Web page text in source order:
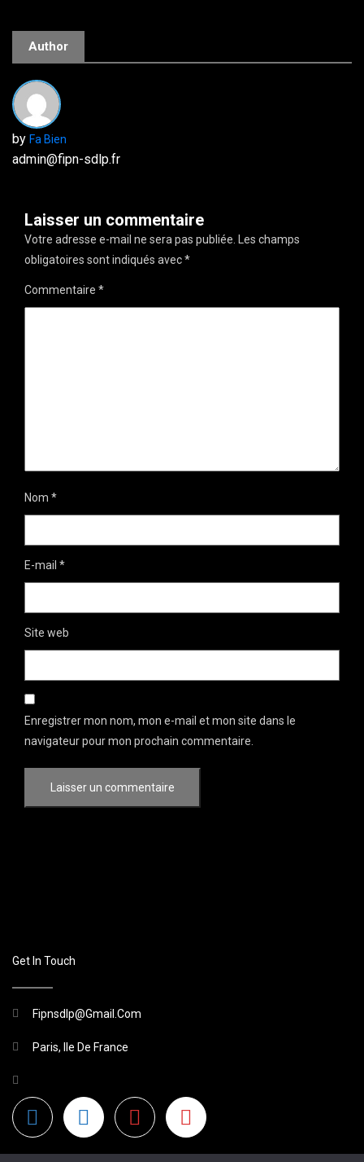
Author
by Fa Bien
admin@fipn-sdlp.fr
Laisser un commentaire
Votre adresse e-mail ne sera pas publiée. Les champs
obligatoires sont indiqués avec*
Commentaire *
Nom *
E-mail *
Site web
Enregistrer mon nom, mon e-mail et mon site dans le
navigateur pour mon prochain commentaire.
Get In Touch
Fipnsdlp@gmail.com
Paris, Ile De France